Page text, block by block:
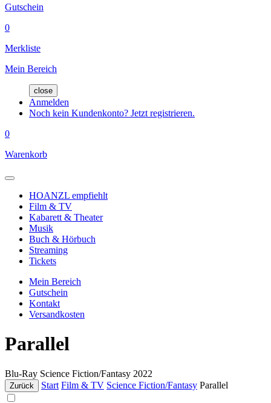
Gutschein
0
Merkliste
Mein Bereich
close
Anmelden
Noch kein Kundenkonto? Jetzt registrieren.
0
Warenkorb
HOANZL empfiehlt
Film & TV
Kabarett & Theater
Musik
Buch & Hörbuch
Streaming
Tickets
Mein Bereich
Gutschein
Kontakt
Versandkosten
Parallel
Blu-Ray Science Fiction/Fantasy 2022
Zurück Start Film & TV Science Fiction/Fantasy Parallel